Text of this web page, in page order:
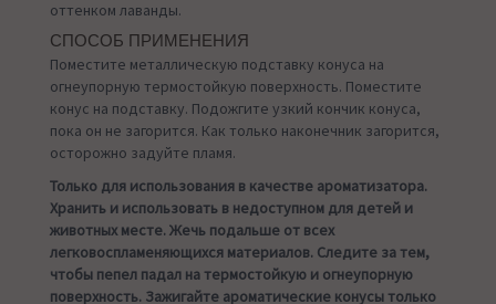
оттенком лаванды.
СПОСОБ ПРИМЕНЕНИЯ
Поместите металлическую подставку конуса на
огнеупорную термостойкую поверхность. Поместите
конус на подставку. Подожгите узкий кончик конуса,
пока он не загорится. Как только наконечник загорится,
осторожно задуйте пламя.
Только для использования в качестве ароматизатора.
Хранить и использовать в недоступном для детей и
животных месте. Жечь подальше от всех
легковоспламеняющихся материалов. Следите за тем,
чтобы пепел падал на термостойкую и огнеупорную
поверхность. Зажигайте ароматические конусы только